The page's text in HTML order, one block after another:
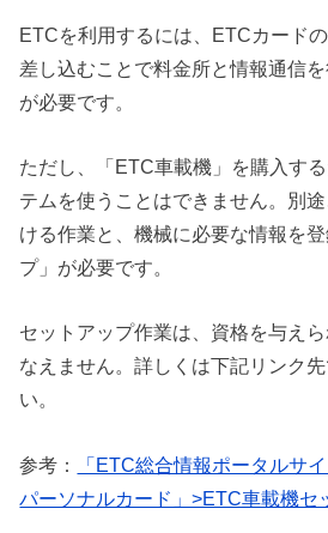
ETCを利用するには、ETCカード
差し込むことで料金所と情報通信を
が必要です。
ただし、「ETC車載機」を購入す
テムを使うことはできません。別
ける作業と、機械に必要な情報を
プ」が必要です。
セットアップ作業は、資格を与え
なえません。詳しくは下記リンク
い。
参考：
「ETC総合情報ポータルサ
パーソナルカード」>ETC車載機セ